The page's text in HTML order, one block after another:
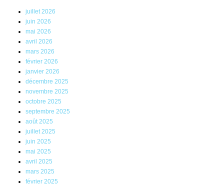
juillet 2026
juin 2026
mai 2026
avril 2026
mars 2026
février 2026
janvier 2026
décembre 2025
novembre 2025
octobre 2025
septembre 2025
août 2025
juillet 2025
juin 2025
mai 2025
avril 2025
mars 2025
février 2025